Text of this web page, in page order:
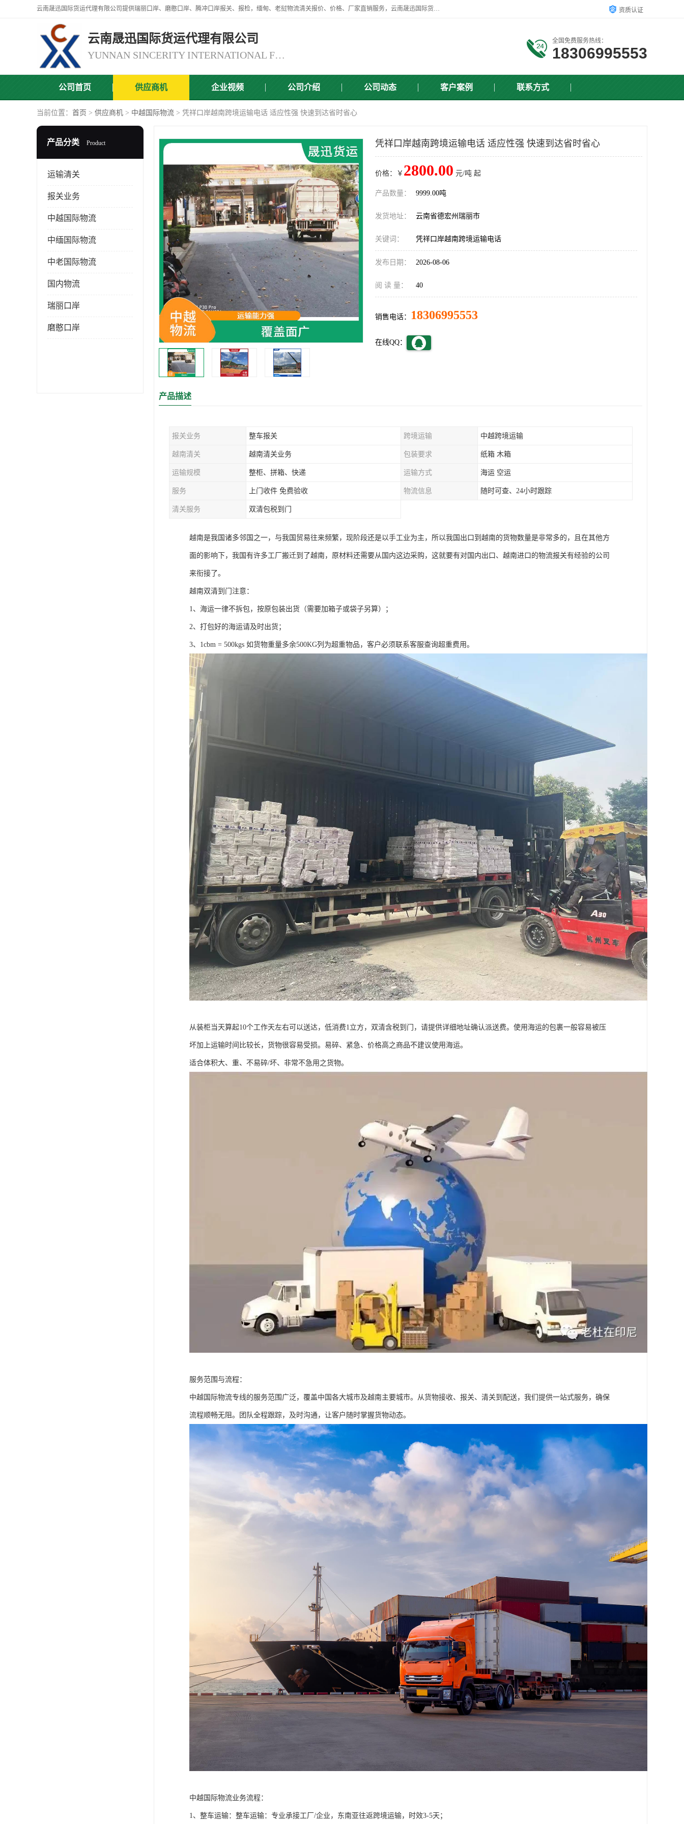
云南晟迅国际货运代理有限公司提供瑞丽口岸、磨憨口岸、腾冲口岸报关、报检，缅甸、老挝物流清关报价、价格、厂家直销服务，云南晟迅国际货运代理有限公司，由一支精通业务、经验丰富、责任心强的专业团队组建于,云南晟迅国际货运代理有限公司商铺。 资质认证
云南晟迅国际货运代理有限公司
YUNNAN SINCERITY INTERNATIONAL FREIGHT FOR WARDING CO.,LTD
全国免费服务热线：
18306995553
公司首页 供应商机 企业视频 公司介绍 公司动态 客户案例 联系方式
当前位置： 首页 > 供应商机 > 中越国际物流 > 凭祥口岸越南跨境运输电话 适应性强 快速到达省时省心
产品分类 Product
运输清关
报关业务
中越国际物流
中缅国际物流
中老国际物流
国内物流
瑞丽口岸
磨憨口岸
凭祥口岸越南跨境运输电话 适应性强 快速到达省时省心
价格：￥ 2800.00 元/吨 起
产品数量： 9999.00吨
发货地址： 云南省德宏州瑞丽市
关键词： 凭祥口岸越南跨境运输电话
发布日期： 2026-08-06
阅 读 量： 40
销售电话： 18306995553
在线QQ：
产品描述
报关业务 整车报关 跨境运输 中越跨境运输
越南清关 越南清关业务 包装要求 纸箱 木箱
运输规模 整柜、拼箱、快递 运输方式 海运 空运
服务 上门收件 免费验收 物流信息 随时可查、24小时跟踪
清关服务 双清包税到门
越南是我国诸多邻国之一，与我国贸易往来频繁，现阶段还是以手工业为主，所以我国出口到越南的货物数量是非常多的，且在其他方
面的影响下，我国有许多工厂搬迁到了越南，原材料还需要从国内这边采购，这就要有对国内出口、越南进口的物流报关有经验的公司
来衔接了。
越南双清到门注意：
1、海运一律不拆包，按原包装出货（需要加箱子或袋子另算）；
2、打包好的海运请及时出货；
3、1cbm = 500kgs 如货物重量多余500KG列为超重物品，客户必须联系客服查询超重费用。
从装柜当天算起10个工作天左右可以送达，低消费1立方，双清含税到门，请提供详细地址确认派送费。使用海运的包裹一般容易被压
坏加上运输时间比较长，货物很容易受损。易碎、紧急、价格高之商品不建议使用海运。
适合体积大、重、不易碎/坏、非常不急用之货物。
服务范围与流程：
中越国际物流专线的服务范围广泛，覆盖中国各大城市及越南主要城市。从货物接收、报关、清关到配送，我们提供一站式服务，确保
流程顺畅无阻。团队全程跟踪，及时沟通，让客户随时掌握货物动态。
中越国际物流业务流程：
1、整车运输：整车运输：专业承接工厂/企业，东南亚往返跨境运输，时效3-5天；